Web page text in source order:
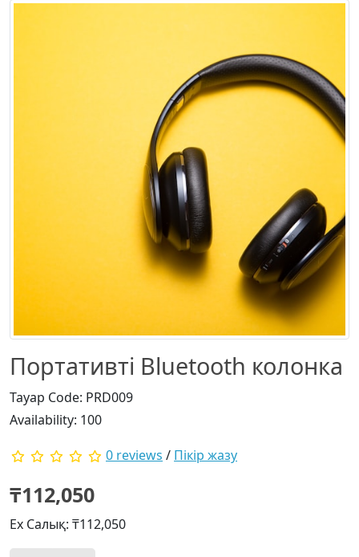
Портативті Bluetooth колонка
Тауар Code: PRD009
Availability: 100
0 reviews / Пікір жазу
₸112,050
Ex Салық: ₸112,050